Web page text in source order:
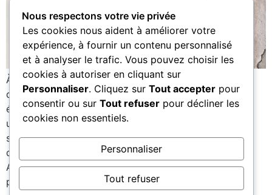
À Léognan, ADSA33 est intervenu pour la destruction
d’un nid primaire de frelons, une étape cruciale pour
éviter la formation d’une colonie dangereuse. Grâce à
une intervention rapide, sécurisée et maîtrisée, ce
spécialiste du frelon en Gironde garantit la protection
des habitations et de leur environnement. Contactez
ADSA33 pour une prise en charge efficace dès les
premiers signes.
Nous respectons votre vie privée
Les cookies nous aident à améliorer votre
expérience, à fournir un contenu personnalisé
et à analyser le trafic. Vous pouvez choisir les
cookies à autoriser en cliquant sur
Personnaliser. Cliquez sur Tout accepter pour
consentir ou sur Tout refuser pour décliner les
cookies non essentiels.
Personnaliser
Tout refuser